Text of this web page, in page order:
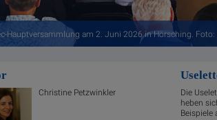
Hauptversammlung am 2. Juni 2026 in Hörsching.
Christine Petzwinkler
Die
heben
Beispiele